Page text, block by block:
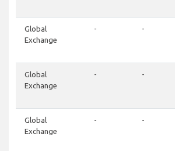
Global
Exchange
- -
Global
Exchange
- -
Global
Exchange
- -